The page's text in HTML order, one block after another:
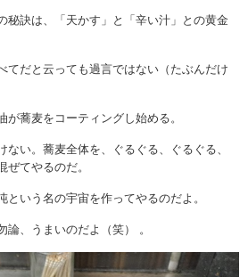
秘訣は、「天かす」と「辛い汁」との黄金
てだと云っても過言ではない（たぶんだけ
蕎麦をコーティングし始める。
ない。蕎麦全体を、ぐるぐる、ぐるぐる、
ぜてやるのだ。
という名の宇宙を作ってやるのだよ。
論、うまいのだよ（笑） 。